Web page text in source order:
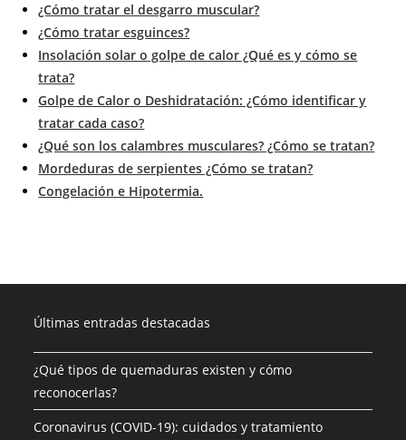
¿Cómo tratar el desgarro muscular?
¿Cómo tratar esguinces?
Insolación solar o golpe de calor ¿Qué es y cómo se
trata?
Golpe de Calor o Deshidratación: ¿Cómo identificar y
tratar cada caso?
¿Qué son los calambres musculares? ¿Cómo se tratan?
Mordeduras de serpientes ¿Cómo se tratan?
Congelación e Hipotermia.
Últimas entradas destacadas
¿Qué tipos de quemaduras existen y cómo
reconocerlas?
Coronavirus (COVID-19): cuidados y tratamiento